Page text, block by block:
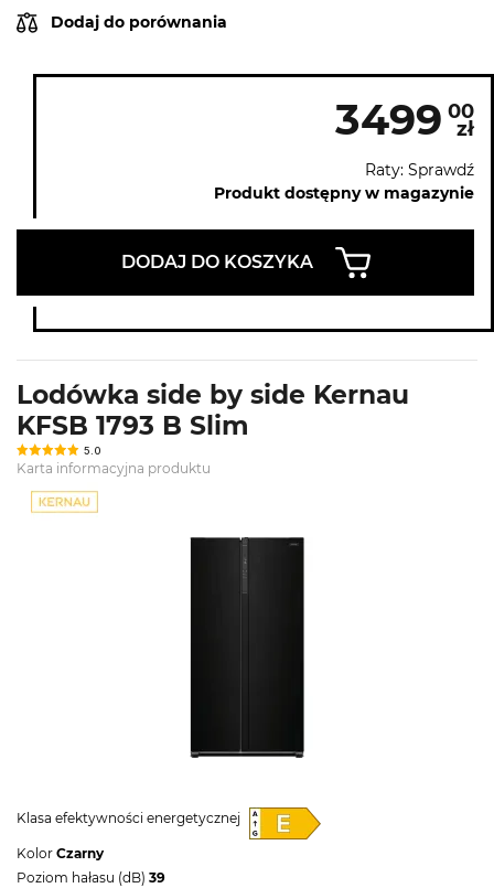
Dodaj do porównania
3499 00
zł
Raty: Sprawdź
Produkt dostępny w magazynie
DODAJ DO KOSZYKA
Lodówka side by side Kernau
KFSB 1793 B Slim
5.0
Karta informacyjna produktu
Klasa efektywności energetycznej
Kolor Czarny
Poziom hałasu (dB) 39